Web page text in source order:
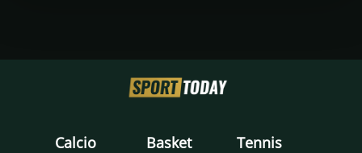
Calcio Basket Tennis